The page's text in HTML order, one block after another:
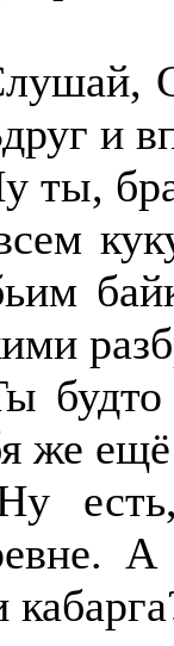
и
ты,
будто
же
А